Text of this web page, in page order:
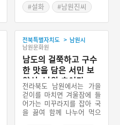
#설화
#남원진씨
#남원 진씨 출생담
전북특별자치도 > 남원시
남원문화원
남도의 걸쭉하고 구수
한 맛을 담은 서민 보
양식, 남원 추어탕
전라북도 남원에서는 가을
걷이를 마치면 겨울잠에 들
어가는 미꾸라지를 잡아 국
을 끓여 함께 나누어 먹으